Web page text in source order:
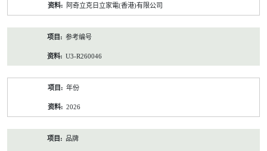
阿奇立克日立家電(香港)有限公司
参考编号
U3-R260046
年份
2026
品牌